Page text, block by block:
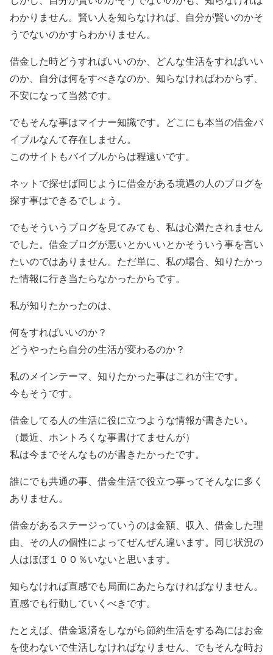
わかりません。賢い人を知らなければ、自分が賢いのかそ
うでないのかすらわかりません。
借金した時どうすればいいのか、どんな生活をすればいい
のか、自分は何をすべきなのか、知らなければわからず、
不安になって当然です。
でもそんな事はマイナー知識です。どこにも本当の借金バ
イブルなんて存在しません。
このサイトもバイブルからは程遠いです。
ネットで探せば同じように借金がある境遇の人のブログを
探す事はできるでしょう。
でもそういうブログを見てみても、私は心満たされません
でした。借金ブログが悪いとかいいとかそういう事を言い
たいのではありません。ただ単に、私の場合、知りたかっ
た情報に行き当たらなかったからです。
私が知りたかったのは、
何をすればいいのか？
どうやったら自分の生活が変わるのか？
私のメインテーマ、知りたかった事はこれが主です。
今もそうです。
借金してる人の生活に役に立つような情報が書きたい。
（最近、ホントろくな事書けてませんが）
私は今までそんなものが書きたかったです。
誰にでも共通の事、借金生活で役立つ事ってそんなに多く
ありません。
借金があるステージっていうのは金額、収入、借金した理
由、その人の個性によってぜんぜん違います。同じ状況の
人はほぼ１００％いないと思います。
知らなければ直感でも局面にあたらなければなりません。
直感でも行動していくべきです。
たとえば、借金返済をしながら節約生活をする為にはお金
を使わないで生活しなければなりません、でもそんな時お